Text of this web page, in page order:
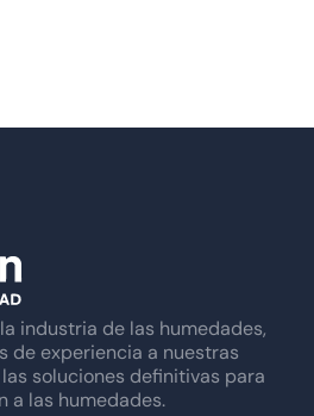
industria de las humedades,
de experiencia a nuestras
soluciones definitivas para
a las humedades.